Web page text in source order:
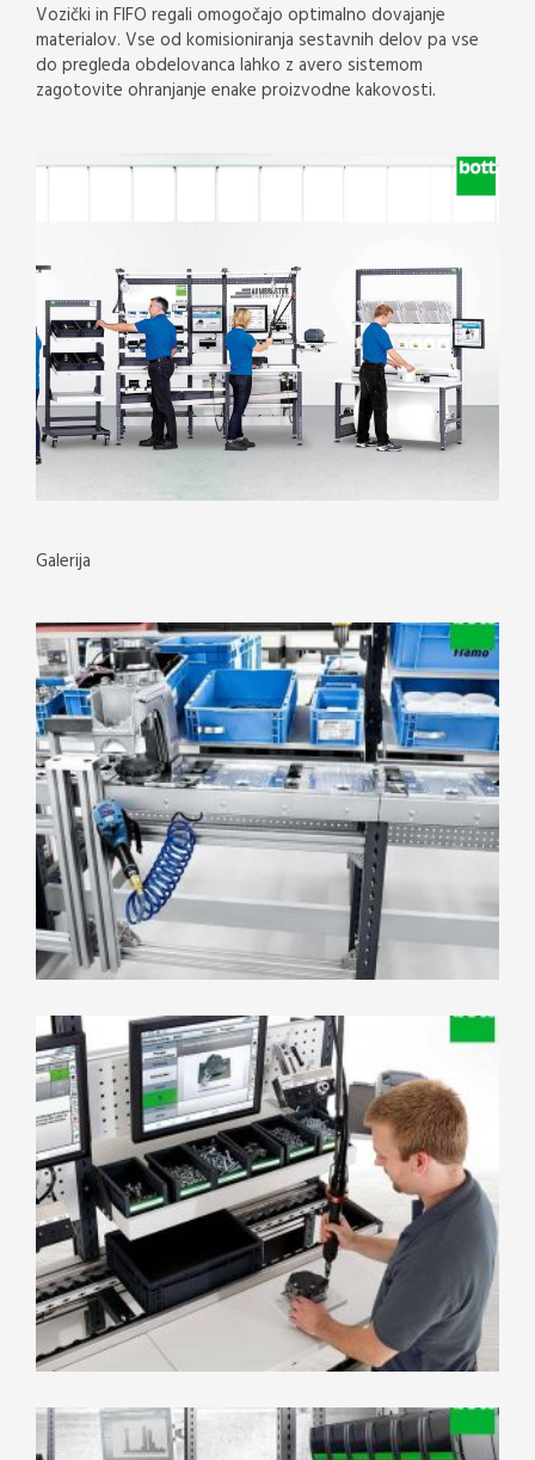
Vozički in FIFO regali omogočajo optimalno dovajanje
materialov. Vse od komisioniranja sestavnih delov pa vse
do pregleda obdelovanca lahko z avero sistemom
zagotovite ohranjanje enake proizvodne kakovosti.
Galerija